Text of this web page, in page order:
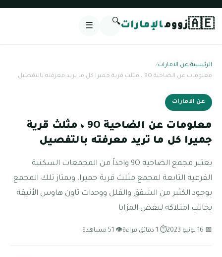
🇦🇪زوومالإمارات🔍
☰
الرئيسية/عن الامارات/
معلومات عن الضاحية 9O ، مثلث قرية جميرا كل ما تريد معرفته بالتفصيل
عن الامارات
معلومات عن الضاحية 9O ، مثلث قرية
جميرا كل ما تريد معرفته بالتفصيل
يعتبر مجمع الضاحية 9O واحداً من المجمعات السكنية
الفرعية التابعة لمجمع مثلث قرية جميرا، ويمتاز تلك المجمع
بوجود الكثير من الشقق والفلل ووحدات تاون هاوس الأنيقة
بجانب امتلاكه لبعض المزايا
📅 16 يونيو 2023 ⏱ 1 دقائق قراءة 👁 51 مشاهدة